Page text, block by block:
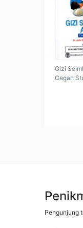
Gizi
Cegah
Pengunjung